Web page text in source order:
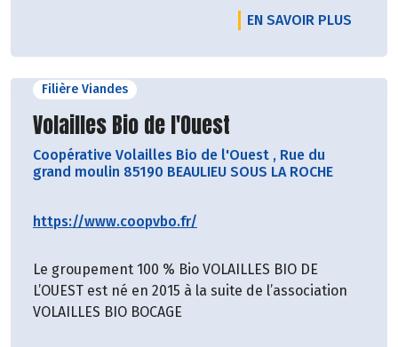
EN SAVOIR PLUS
Filière Viandes
Découvrir le producteur
Volailles Bio de l'Ouest
Coopérative Volailles Bio de l'Ouest , Rue du
grand moulin 85190 BEAULIEU SOUS LA ROCHE
https://www.coopvbo.fr/
Le groupement 100 % Bio VOLAILLES BIO DE
L’OUEST est né en 2015 à la suite de l’association
VOLAILLES BIO BOCAGE